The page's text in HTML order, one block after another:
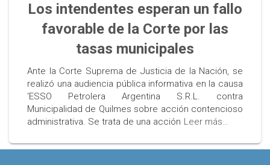
Los intendentes esperan un fallo
favorable de la Corte por las
tasas municipales
Ante la Corte Suprema de Justicia de la Nación, se
realizó una audiencia pública informativa en la causa
‘ESSO Petrolera Argentina S.R.L. contra
Municipalidad de Quilmes sobre acción contencioso
administrativa. Se trata de una acción Leer más…